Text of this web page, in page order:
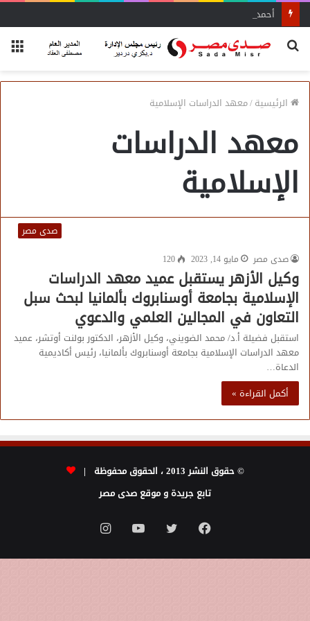
أحمد زكي: مبادرة “مصر تنطلق بالتصدير”
بحث
الرئيسية/معهد الدراسات الإسلامية
معهد الدراسات
الإسلامية
صدى مصر
صدى مصر
مايو 14, 2023 120
وكيل الأزهر يستقبل عميد معهد الدراسات
الإسلامية بجامعة أوسنابروك بألمانيا لبحث سبل
التعاون في المجالين العلمي والدعوي
استقبل فضيلة أ.د/ محمد الضويني، وكيل الأزهر، الدكتور بولنت أوتشر، عميد
معهد الدراسات الإسلامية بجامعة أوسنابروك بألمانيا، رئيس أكاديمية
الدعاة…
أكمل القراءة »
© حقوق النشر 2013 ، الحقوق محفوظة |
تابع جريدة و موقع صدى مصر
فيسبوك تويتر يوتيوبانستقرام